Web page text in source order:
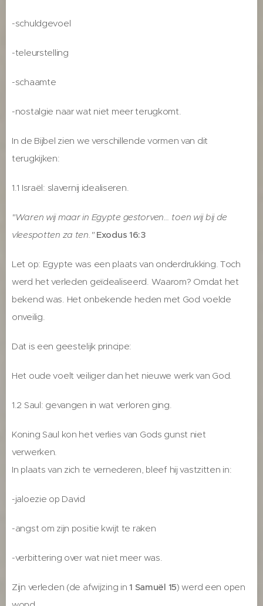
-schuldgevoel
-teleurstelling
-schaamte
-nostalgie naar wat niet meer terugkomt.
In de Bijbel zien we verschillende vormen van dit
terugkijken:
1.1 Israël: slavernij idealiseren.
"Waren wij maar in Egypte gestorven… toen wij bij de
vleespotten za ten." Exodus 16:3
Let op: Egypte was een plaats van onderdrukking. Toch
werd het verleden geïdealiseerd. Waarom? Omdat het
bekend was. Het onbekende heden met God voelde
onveilig.
Dat is een geestelijk principe:
Het oude voelt veiliger dan het nieuwe werk van God.
1.2 Saul: gevangen in wat verloren ging.
Koning Saul kon het verlies van Gods gunst niet
verwerken.
In plaats van zich te vernederen, bleef hij vastzitten in:
-jaloezie op David
-angst om zijn positie kwijt te raken
-verbittering over wat niet meer was.
Zijn verleden (de afwijzing in 1 Samuël 15) werd een open